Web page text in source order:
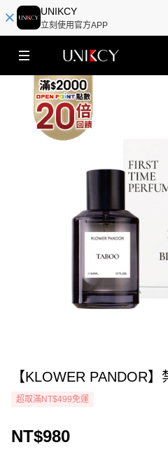
UNIKCY
立刻使用官方APP
【KLOWER PANDOR
超取滿NT$499免運
NT$980